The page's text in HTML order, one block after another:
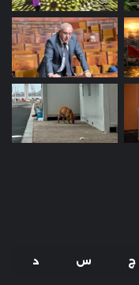
ج س د